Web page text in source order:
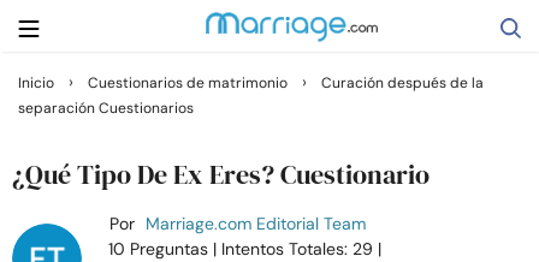
Buscar
Inicio › Cuestionarios de matrimonio › Curación después de la
separación Cuestionarios
¿Qué Tipo De Ex Eres? Cuestionario
Por Marriage.com Editorial Team
10 Preguntas | Intentos Totales: 29 |